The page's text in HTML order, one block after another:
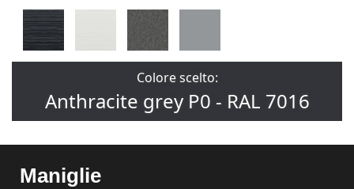
Colore scelto:
Anthracite grey P0 - RAL 7016
Maniglie